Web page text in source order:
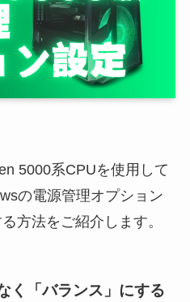
5000系CPUを使用して
の電源管理オプション
方法をご紹介します。
く「バランス」にする